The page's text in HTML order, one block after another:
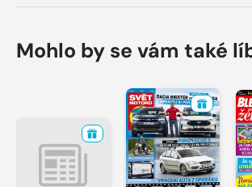
Mohlo by se vám také